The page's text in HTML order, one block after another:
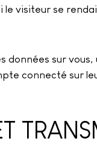
visiteur se
sur
connecté sur